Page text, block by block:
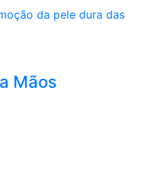
da pele dura das
Mãos